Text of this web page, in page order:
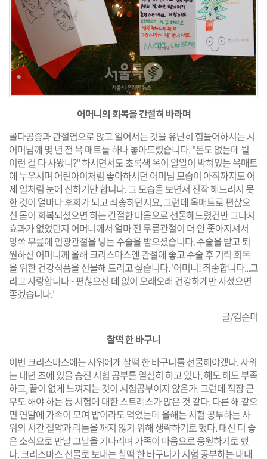
어머니의 회복을 간절히 바라며
골다공증과 관절염으로 앉고 일어서는 것을 유난히 힘들어하시는 시
어머님께 몇 년 전 옥 매트를 하나 놓아드렸습니다. "돈도 없는데 뭘
이런 걸 다 사왔니?" 하시면서도 초록색 옥이 알알이 박혀있는 옥매트
에 누우시며 어린아이처럼 좋아하시던 어머님 모습이 아직까지도 어
제 일처럼 눈에 선하기만 합니다. 그 모습을 보면서 진작 해드리지 못
한 것이 얼마나 후회가 되고 죄송하던지요. 그런데 옥매트로 편찮으
신 몸이 회복되셨으면 하는 간절한 마음으로 선물해드렸건만 그다지
효과가 없었던지 어머니께서 얼마 전 무릎관절이 더 안 좋아지셔서
양쪽 무릎에 인광관절을 넣는 수술을 받으셨습니다. 수술을 받고 퇴
원하신 어머니께 올해 크리스마스엔 관절에 좋고 수술 후 기력 회복
을 위한 건강식품을 선물해 드리고 싶습니다. '어머니! 죄송합니다...그
리고 사랑합니다~ 편찮으신 데 없이 오래오래 건강하게만 사셨으면
좋겠습니다.'
글/김순미
찰떡 한 바구니
이번 크리스마스에는 사위에게 찰떡 한 바구니를 선물해야겠다. 사위
는 내년 초에 있을 승진 시험 공부를 열심히 하고 있다. 해도 해도 부족
하고, 끝이 없게 느껴지는 것이 시험공부이지 않은가. 그런데 직장 근
무도 해야 하는 등 시험에 대한 스트레스가 많은 것 같다. 다른 해 같으
면 연말에 가족이 모여 밥이라도 먹었는데 올해는 시험 공부하는 사
위의 시간 절약과 리듬을 깨지 않기 위해 생략하기로 했다. 대신 더 좋
은 소식으로 만날 그날을 기다리며 가족이 마음으로 응원하기로 했
다. 크리스마스 선물로 보내는 찰떡 한 바구니가 시험 공부하는 내내